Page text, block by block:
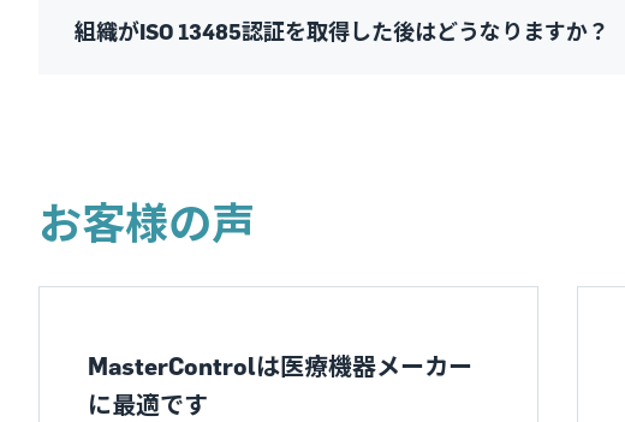
組織がISO 13485認証を取得した後はどうなりますか？
お客様の声
MasterControlは医療機器メーカー
に最適です